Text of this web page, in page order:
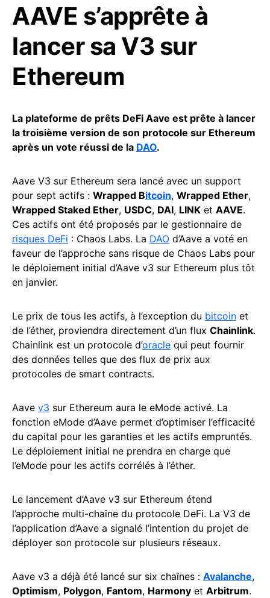
AAVE s’apprête à
lancer sa V3 sur
Ethereum
La plateforme de prêts DeFi Aave est prête à lancer
la troisième version de son protocole sur Ethereum
après un vote réussi de la DAO.
Aave V3 sur Ethereum sera lancé avec un support
pour sept actifs : Wrapped Bitcoin, Wrapped Ether,
Wrapped Staked Ether, USDC, DAI, LINK et AAVE.
Ces actifs ont été proposés par le gestionnaire de
risques DeFi : Chaos Labs. La DAO d’Aave a voté en
faveur de l’approche sans risque de Chaos Labs pour
le déploiement initial d’Aave v3 sur Ethereum plus tôt
en janvier.
Le prix de tous les actifs, à l’exception du bitcoin et
de l’éther, proviendra directement d’un flux Chainlink.
Chainlink est un protocole d’oracle qui peut fournir
des données telles que des flux de prix aux
protocoles de smart contracts.
Aave v3 sur Ethereum aura le eMode activé. La
fonction eMode d’Aave permet d’optimiser l’efficacité
du capital pour les garanties et les actifs empruntés.
Le déploiement initial ne prendra en charge que
l’eMode pour les actifs corrélés à l’éther.
Le lancement d’Aave v3 sur Ethereum étend
l’approche multi-chaîne du protocole DeFi. La V3 de
l’application d’Aave a signalé l’intention du projet de
déployer son protocole sur plusieurs réseaux.
Aave v3 a déjà été lancé sur six chaînes : Avalanche,
Optimism, Polygon, Fantom, Harmony et Arbitrum.